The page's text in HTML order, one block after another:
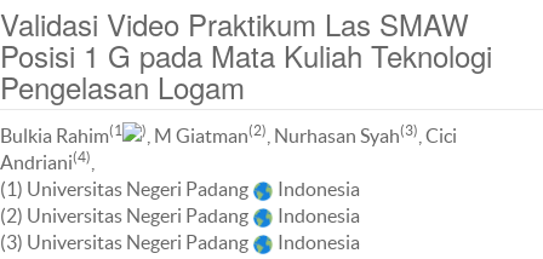
Validasi Video Praktikum Las SMAW
Posisi 1 G pada Mata Kuliah Teknologi
Pengelasan Logam
Bulkia Rahim(1 ) , M Giatman(2) , Nurhasan Syah(3) , Cici
Andriani(4)
(1) Universitas Negeri Padang
Indonesia
(2) Universitas Negeri Padang
Indonesia
(3) Universitas Negeri Padang
Indonesia